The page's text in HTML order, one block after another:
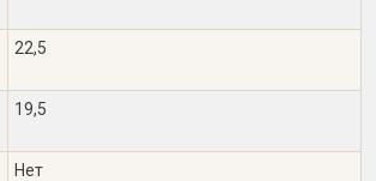
22,5
19,5
Нет